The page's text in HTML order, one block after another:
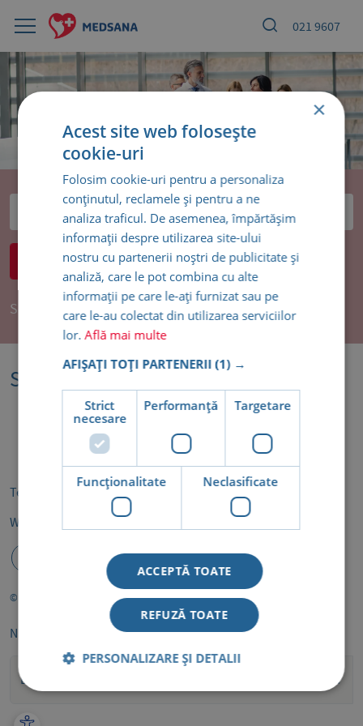
021 9607
Nu știi unde să te programezi?
Selectează alfabetic
Specialități
Termeni și condiții
Whistleblower
© 2026 Medsana. All rights reserved.
NEWSLETTER
Abonează-te
×
Acest site web folosește
cookie-uri
Folosim cookie-uri pentru a personaliza
conținutul, reclamele și pentru a ne
analiza traficul. De asemenea, împărtășim
informații despre utilizarea site-ului
nostru cu partenerii noștri de publicitate și
analiză, care le pot combina cu alte
informații pe care le-ați furnizat sau pe
care le-au colectat din utilizarea serviciilor
lor.Află mai multe
AFIȘAȚI TOȚI PARTENERII(1) →
Strict
necesare
Performanță Targetare
Funcţionalitate Neclasificate
ACCEPTĂ TOATE
REFUZĂ TOATE
PERSONALIZARE ȘI DETALII